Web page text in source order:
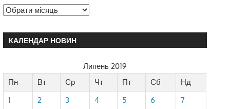
КАЛЕНДАР НОВИН
Липень 2019
Пн
Вт Ср Чт Пт Сб
Нд
1
2 3 4 5 6
7